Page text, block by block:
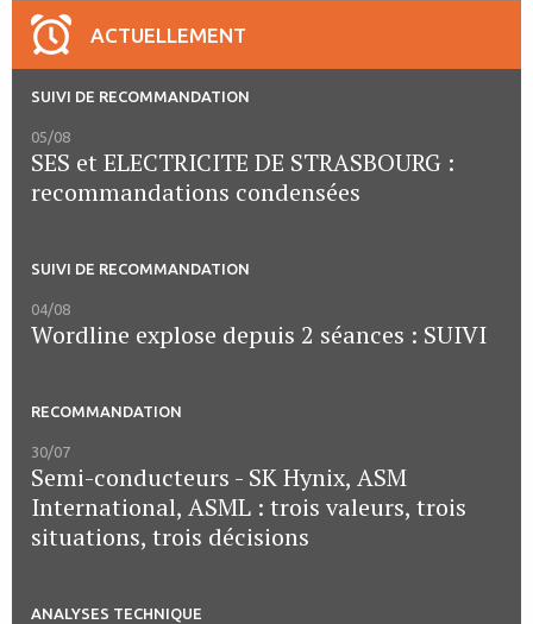
ACTUELLEMENT
SUIVI DE RECOMMANDATION
05/08
SES et ELECTRICITE DE STRASBOURG :
recommandations condensées
SUIVI DE RECOMMANDATION
04/08
Wordline explose depuis 2 séances : SUIVI
RECOMMANDATION
30/07
Semi-conducteurs - SK Hynix, ASM
International, ASML : trois valeurs, trois
situations, trois décisions
ANALYSES TECHNIQUE